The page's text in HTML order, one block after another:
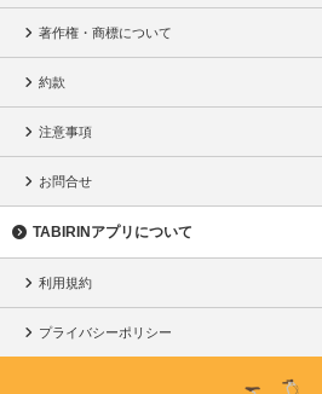
著作権・商標について
約款
注意事項
お問合せ
TABIRINアプリについて
利用規約
プライバシーポリシー